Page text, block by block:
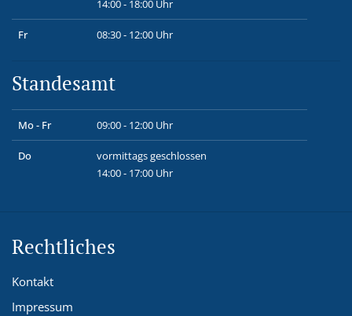
14:00 - 18:00 Uhr
Fr 08:30 - 12:00 Uhr
Standesamt
Mo - Fr 09:00 - 12:00 Uhr
Do
vormittags geschlossen
14:00 - 17:00 Uhr
Rechtliches
Kontakt
Impressum